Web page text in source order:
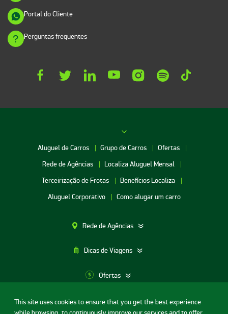
This site uses cookies to ensure that you get the best experience
Portal do Cliente
Perguntas frequentes
Aluguel de Carros Grupo de Carros
Ofertas
Rede de Agências
Localiza Aluguel Mensal
Terceirização de Frotas
Benefícios Localiza
Aluguel Corporativo
Como alugar um carro
Rede de Agências
Dicas de Viagens
Ofertas
Aluguel de Carros SP